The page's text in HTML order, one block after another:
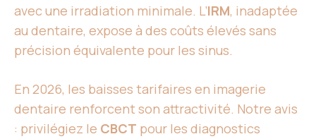
avec une irradiation minimale. L’IRM, inadaptée
au dentaire, expose à des coûts élevés sans
précision équivalente pour les sinus.
En 2026, les baisses tarifaires en imagerie
dentaire renforcent son attractivité. Notre avis
: privilégiez le CBCT pour les diagnostics